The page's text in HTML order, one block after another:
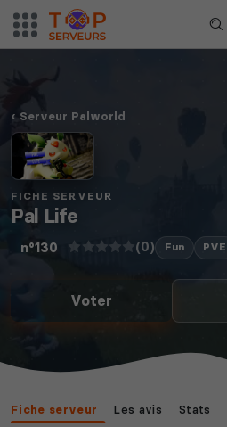
Serveur Palworld
FICHE SERVEUR
Pal Life
n°130 (0) Fun PVE
Voter
Fiche serveur Les avis Stats